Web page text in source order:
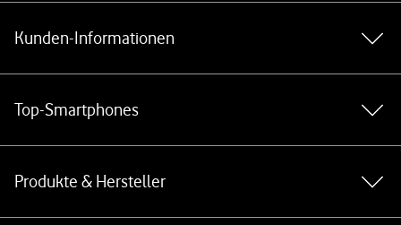
Kunden-Informationen
Top-Smartphones
Produkte & Hersteller